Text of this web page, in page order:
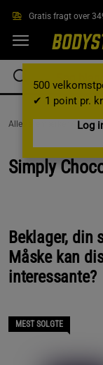
Gratis fragt over
500
✔ 1 point pr.
Log
AlleVaremærker / Simply
Simply
Beklager, din
Måske kan
interessante?
MEST SOLGTE